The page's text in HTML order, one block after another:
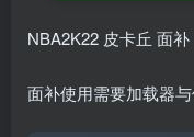
NBA2K22 皮卡丘 面补
面补使用需要加载器